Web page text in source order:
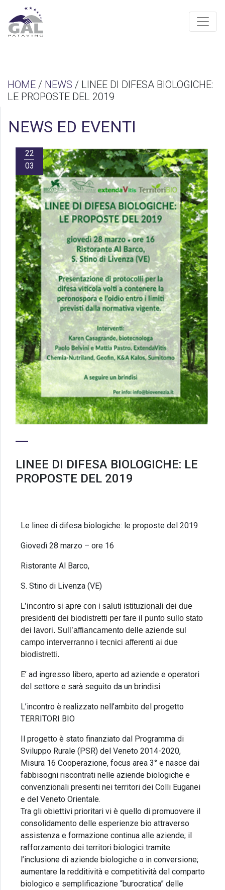
HOME / NEWS / LINEE DI DIFESA BIOLOGICHE:
LE PROPOSTE DEL 2019
NEWS ED EVENTI
22
03
LINEE DI DIFESA BIOLOGICHE: LE
PROPOSTE DEL 2019
Le linee di difesa biologiche: le proposte del 2019
Giovedì 28 marzo – ore 16
Ristorante Al Barco,
S. Stino di Livenza (VE)
L’incontro si apre con i saluti istituzionali dei due
presidenti dei biodistretti per fare il punto sullo stato
dei lavori. Sull’affiancamento delle aziende sul
campo interverranno i tecnici afferenti ai due
biodistretti.
E’ ad ingresso libero, aperto ad aziende e operatori
del settore e sarà seguito da un brindisi.
L’incontro è realizzato nell’ambito del progetto
TERRITORI BIO
Il progetto è stato finanziato dal Programma di
Sviluppo Rurale (PSR) del Veneto 2014-2020,
Misura 16 Cooperazione, focus area 3° e nasce dai
fabbisogni riscontrati nelle aziende biologiche e
convenzionali presenti nei territori dei Colli Euganei
e del Veneto Orientale.
Tra gli obiettivi prioritari vi è quello di promuovere il
consolidamento delle esperienze bio attraverso
assistenza e formazione continua alle aziende; il
rafforzamento dei territori biologici tramite
l’inclusione di aziende biologiche o in conversione;
aumentare la redditività e competitività del comparto
biologico e semplificazione “burocratica” delle